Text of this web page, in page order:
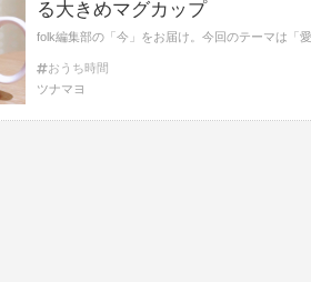
る大きめマグカップ
folk編集部の「今」をお届け。今回のテーマは「愛
おうち時間
ツナマヨ